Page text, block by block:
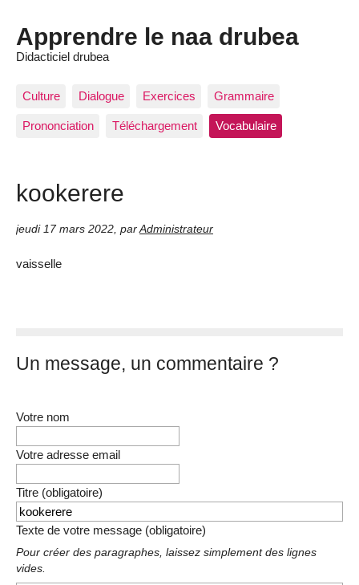
Apprendre le naa drubea
Didacticiel drubea
Culture Dialogue Exercices Grammaire
Prononciation Téléchargement Vocabulaire
kookerere
jeudi 17 mars 2022 par Administrateur
vaisselle
Un message, un commentaire ?
Votre nom
Votre adresse email
Titre (obligatoire)
Texte de votre message (obligatoire)
Pour créer des paragraphes, laissez simplement des lignes
vides.